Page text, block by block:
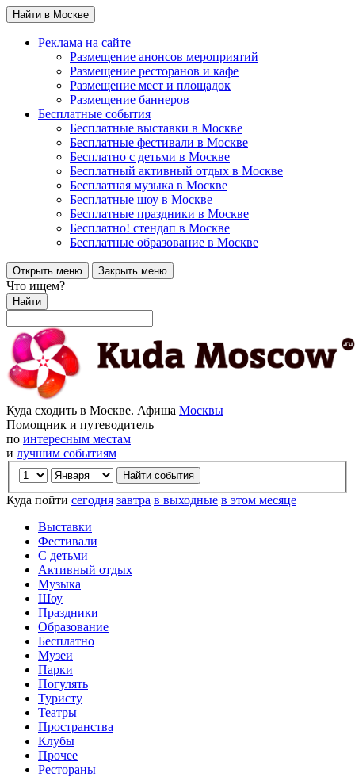
Найти в Москве
Реклама на сайте
Размещение анонсов мероприятий
Размещение ресторанов и кафе
Размещение мест и площадок
Размещение баннеров
Бесплатные события
Бесплатные выставки в Москве
Бесплатные фестивали в Москве
Бесплатно с детьми в Москве
Бесплатный активный отдых в Москве
Бесплатная музыка в Москве
Бесплатные шоу в Москве
Бесплатные праздники в Москве
Бесплатно! стендап в Москве
Бесплатные образование в Москве
Открыть меню Закрыть меню
Что ищем?
Найти
Куда сходить в Москве. Афиша Москвы
Помощник и путеводитель
по интересным местам
и лучшим событиям
Куда пойти сегодня завтра в выходные в этом месяце
Выставки
Фестивали
С детьми
Активный отдых
Музыка
Шоу
Праздники
Образование
Бесплатно
Музеи
Парки
Погулять
Туристу
Театры
Пространства
Клубы
Прочее
Рестораны